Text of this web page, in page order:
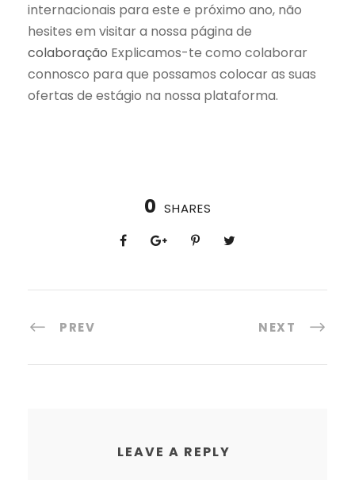
internacionais para este e próximo ano, não
hesites em visitar a nossa página de
colaboração Explicamos-te como colaborar
connosco para que possamos colocar as suas
ofertas de estágio na nossa plataforma.
0 SHARES
PREV NEXT
LEAVE A REPLY